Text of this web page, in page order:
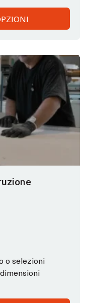
o selezioni